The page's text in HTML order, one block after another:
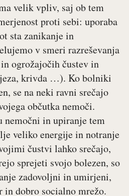
velik vpliv, saj ob tem
proti sebi: uporaba
sta zanikanje in
v smeri razreševanja
ogrožajočih čustev in
krivda …). Ko bolniki
se na neki ravni srečajo
občutka nemoči.
in upiranje tem
veliko energije in notranje
čustvi lahko srečajo,
sprejeti svojo bolezen, so
zadovoljni in umirjeni,
dobro socialno mrežo.